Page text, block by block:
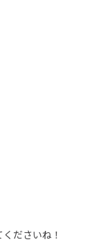
ださいね！